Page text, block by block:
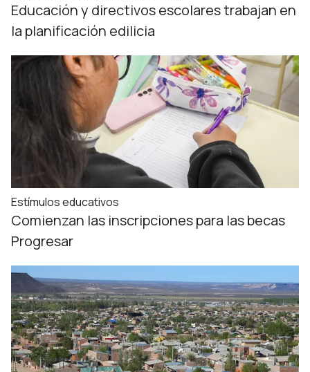
Educación y directivos escolares trabajan en
la planificación edilicia
Estímulos educativos
Comienzan las inscripciones para las becas
Progresar